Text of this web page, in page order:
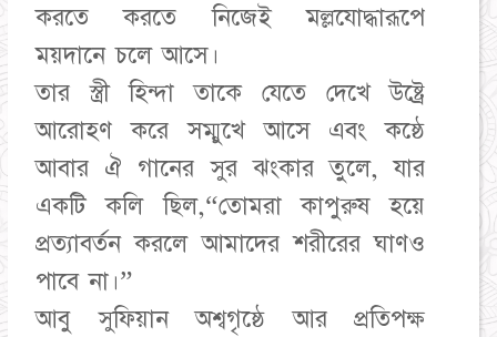
করতে করতে নিজেই মল্লযোদ্ধারূপে
ময়দানে চলে আসে।
তার স্ত্রী হিন্দা তাকে যেতে দেখে উষ্ট্রে
আরোহণ করে সম্মুখে আসে এবং কষ্ঠে
আবার ঐ গানের সুর ঝংকার তুলে, যার
একটি কলি ছিল,“তোমরা কাপুরুষ হয়ে
প্রত্যাবর্তন করলে আমাদের শরীরের ঘাণও
পাবে না।”
আবু সুফিয়ান অশ্বগৃষ্ঠে আর প্রতিপক্ষ